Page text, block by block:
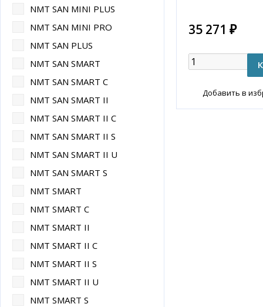
NMT SAN MINI PLUS
NMT SAN MINI PRO
NMT SAN PLUS
NMT SAN SMART
NMT SAN SMART C
NMT SAN SMART II
NMT SAN SMART II C
NMT SAN SMART II S
NMT SAN SMART II U
NMT SAN SMART S
NMT SMART
NMT SMART C
NMT SMART II
NMT SMART II C
NMT SMART II S
NMT SMART II U
NMT SMART S
35 271 ₽
Добавить в